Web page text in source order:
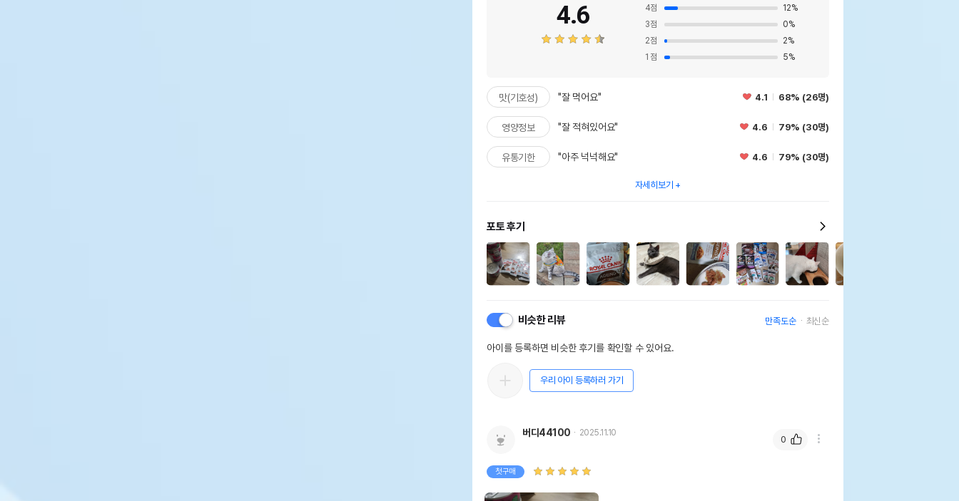
4.6
4점 12%
3점 0%
2점 2%
1 점 5%
맛(기호성) "잘 먹어요" 4.1 68% (26명)
영양정보 "잘 적혀있어요" 4.6 79% (30명)
유통기한 "아주 넉넉해요" 4.6 79% (30명)
자세히보기
포토 후기
비슷한 리뷰 만족도순 최신순
아이를 등록하면 비슷한 후기를 확인할 수 있어요.
우리 아이 등록하러 가기
버디44100 2025.11.10
첫구매
0